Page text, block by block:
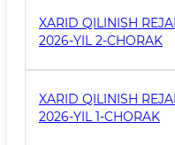
XARID QILINISH
2026-YIL 2-CHORAK
XARID QILINISH
2026-YIL 1-CHORAK